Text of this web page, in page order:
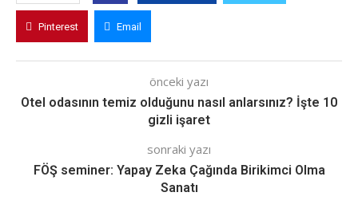
Pinterest Email
önceki yazı
Otel odasının temiz olduğunu nasıl anlarsınız? İşte 10
gizli işaret
sonraki yazı
FÖŞ seminer: Yapay Zeka Çağında Birikimci Olma
Sanatı